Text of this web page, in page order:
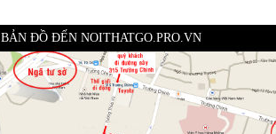
BẢN ĐỒ ĐẾN NOITHATGO.PRO.VN